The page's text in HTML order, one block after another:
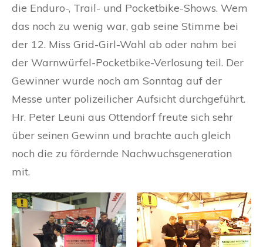
die Enduro-, Trail- und Pocketbike-Shows. Wem
das noch zu wenig war, gab seine Stimme bei
der 12. Miss Grid-Girl-Wahl ab oder nahm bei
der Warnwürfel-Pocketbike-Verlosung teil. Der
Gewinner wurde noch am Sonntag auf der
Messe unter polizeilicher Aufsicht durchgeführt.
Hr. Peter Leuni aus Ottendorf freute sich sehr
über seinen Gewinn und brachte auch gleich
noch die zu fördernde Nachwuchsgeneration
mit.